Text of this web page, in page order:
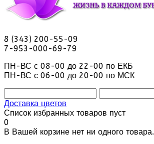
8 (343) 200-55-09
7-953-000-69-79
ПН-ВС с 08-00 до 22-00 по ЕКБ
ПН-ВС с 06-00 до 20-00 по МСК
Доставка цветов
Список избранных товаров пуст
0
В Вашей корзине нет ни одного товара.